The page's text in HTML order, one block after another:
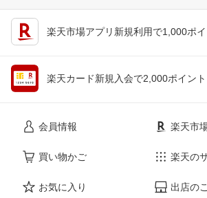
楽天市場アプリ新規利用で1,000ポイ
楽天カード新規入会で2,000ポイント
会員情報
買い物かご
お気に入り
楽天市
楽天の
出店の